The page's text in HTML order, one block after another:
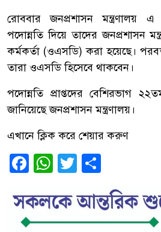
রোববার জনপ্রশাসন মন্ত্রণালয় এ
পদোন্নতি দিয়ে তাদের জনপ্রশাসন
কর্মকর্তা (ওএসডি) করা হয়েছে।
তারা ওএসডি হিসেবে থাকবেন।
পদোন্নতি প্রাপ্তদের বেশিরভাগ
জানিয়েছে জনপ্রশাসন মন্ত্রণালয়।
এখানে ক্লিক করে শেয়ার করুণ
Facebook
WhatsApp
Twitter